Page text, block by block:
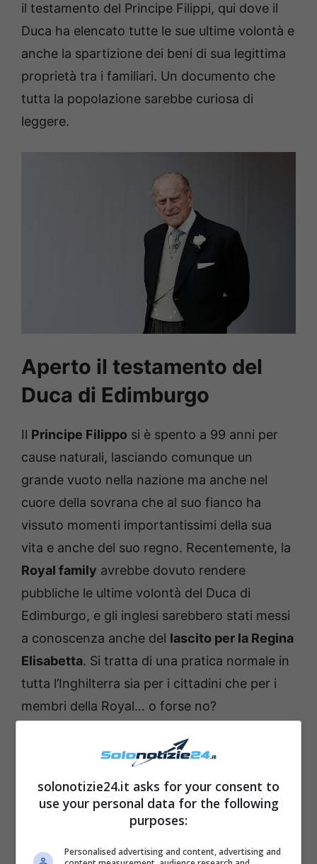
il testamento del Principe Filippi, qui dove il
Duca ha elencato tutte le sue ultime volontà e
anche la spartizione dei beni di sua legittima
proprietà tra i familiari. Un documento che
tutta la popolazione sarebbe curiosa di
leggere.
Aperto il testamento del
Duca di Edimburgo
Il Principe Filippo si è spento a 99 anni per
cause naturali, lasciando comunque un
grande vuoto nella nazione ma anche nel
cuore della sovrana che al suo fianco ha
vissuto momenti importantissimi della sua
vita e anche del suo regno. Recentemente, la
Royal family avrebbe dovuto rendere
pubbliche le ultime volontà del Duca di
Edimburgo, e gli inglesi sarebbero stati messi
a conoscenza anche del lascito per la Regina
Elisabetta. Si tratta di una pratica normale in
tutta l’Inghilterra sia per i cittadini che per i
membri della Royal… o forse no?
solonotizie24.it asks for your consent to
use your personal data for the following
purposes:
Personalised advertising and content, advertising and